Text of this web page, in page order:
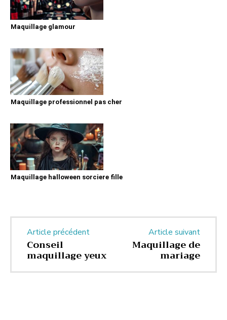
Maquillage glamour
Maquillage professionnel pas cher
Maquillage halloween sorciere fille
Article précédent
Conseil
maquillage yeux
Article suivant
Maquillage de
mariage